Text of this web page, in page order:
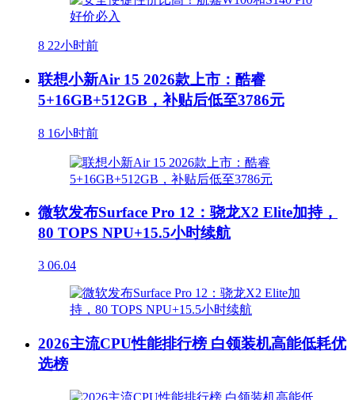
8 22小时前
联想小新Air 15 2026款上市：酷睿
5+16GB+512GB，补贴后低至3786元
8 16小时前
微软发布Surface Pro 12：骁龙X2 Elite加持，
80 TOPS NPU+15.5小时续航
3 06.04
2026主流CPU性能排行榜 白领装机高能低耗优
选榜